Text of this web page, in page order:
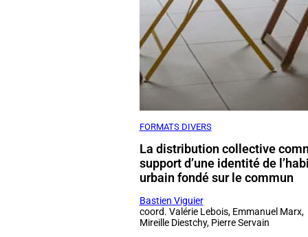
La distribution collective
support d’une identité de
urbain fondé sur le commun
Bastien Viguier
coord. Valérie Lebois, Emmanuel Marx,
Mireille Diestchy, Pierre Servain
2025